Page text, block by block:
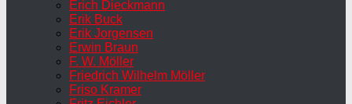
Erich Dieckmann
Erik Buck
Erik Jorgensen
Erwin Braun
F. W. Möller
Friedrich Wilhelm Möller
Friso Kramer